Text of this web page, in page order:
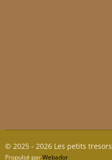
© 2025 - 2026 Les petits tresors
Propulsé par Webador